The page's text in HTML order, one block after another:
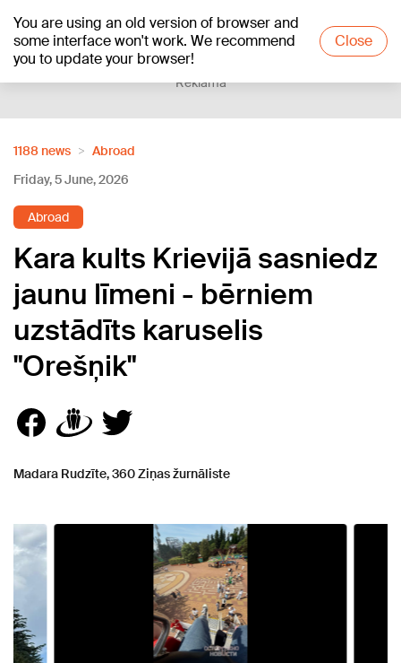
You are using an old version of browser and
some interface won't work. We recommend
you to update your browser!
Close
+16°C
Reklāma
1188 news
Abroad
Friday, 5 June, 2026
Abroad
Kara kults Krievijā sasniedz
jaunu līmeni - bērniem
uzstādīts karuselis
"Orešņik"
Madara Rudzīte, 360 Ziņas žurnāliste